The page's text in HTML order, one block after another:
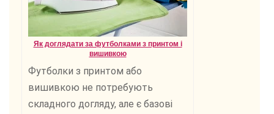
Як доглядати за футболками з принтом і
вишивкою
Футболки з принтом або
вишивкою не потребують
складного догляду, але є базові